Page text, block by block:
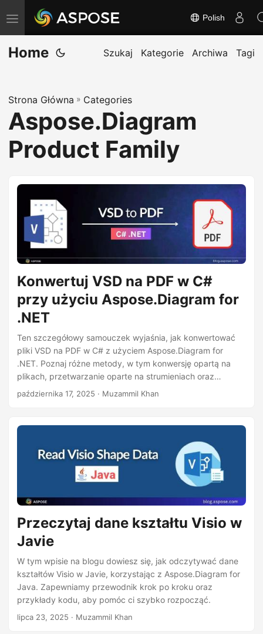
P
r
z
ą
c
n
w
Polish
Home Szukaj Kategorie Archiwa Tagi
Strona Główna » Categories
Aspose.Diagram
Product Family
Konwertuj VSD na PDF w C#
przy użyciu Aspose.Diagram for
.NET
Ten szczegółowy samouczek wyjaśnia, jak konwertować
pliki VSD na PDF w C# z użyciem Aspose.Diagram for
.NET. Poznaj różne metody, w tym konwersję opartą na
plikach, przetwarzanie oparte na strumieniach oraz
eksportowanie konkretnych stron z pełnymi przykładami
października 17, 2025 · Muzammil Khan
Przeczytaj dane kształtu Visio w
Javie
W tym wpisie na blogu dowiesz się, jak odczytywać dane
kształtów Visio w Javie, korzystając z Aspose.Diagram for
Java. Zapewniamy przewodnik krok po kroku oraz
przykłady kodu, aby pomóc ci szybko rozpocząć.
lipca 23, 2025 · Muzammil Khan